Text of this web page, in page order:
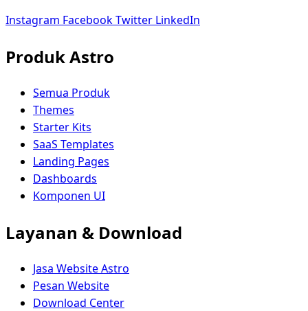
Instagram FacebookTwitter LinkedIn
Produk Astro
Semua Produk
Themes
Starter Kits
SaaS Templates
Landing Pages
Dashboards
Komponen UI
Layanan & Download
Jasa Website Astro
Pesan Website
Download Center